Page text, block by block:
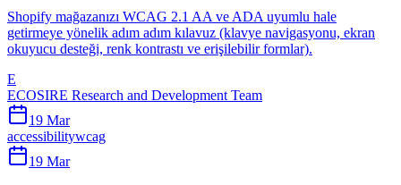
Shopify mağazanızı WCAG 2.1 AA ve ADA uyumlu hale
getirmeye yönelik adım adım kılavuz (klavye navigasyonu, ekran
okuyucu desteği, renk kontrastı ve erişilebilir formlar).
E
ECOSIRE Research and Development Team
19 Mar
accessibilitywcag
19 Mar